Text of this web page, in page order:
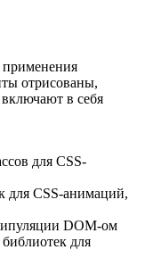
применения
отрисованы,
в себя
для CSS-
для CSS-анимаций,
DOM-ом
для